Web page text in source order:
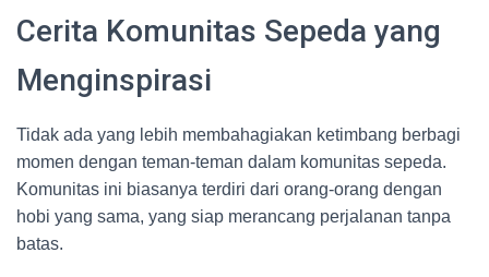
Cerita Komunitas Sepeda yang
Menginspirasi
Tidak ada yang lebih membahagiakan ketimbang berbagi
momen dengan teman-teman dalam komunitas sepeda.
Komunitas ini biasanya terdiri dari orang-orang dengan
hobi yang sama, yang siap merancang perjalanan tanpa
batas.